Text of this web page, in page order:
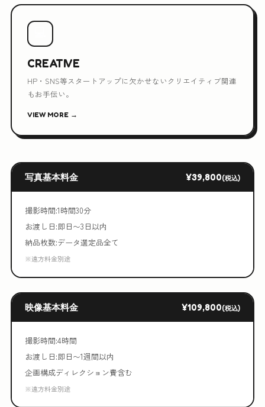
CREATIVE
HP・SNS等スタートアップに欠かせないクリエイティブ関連
もお手伝い。
VIEW MORE →
写真基本料金 ¥39,800(税込)
撮影時間:1時間30分
お渡し日:即日〜3日以内
納品枚数:データ選定品全て
※遠方料金別途
映像基本料金 ¥109,800(税込)
撮影時間:4時間
お渡し日:即日〜1週間以内
企画構成ディレクション費含む
※遠方料金別途